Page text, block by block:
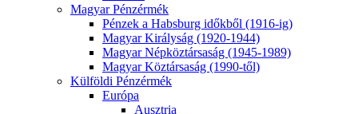
Magyar Pénzérmék
Pénzek a Habsburg időkből (1916-ig)
Magyar Királyság (1920-1944)
Magyar Népköztársaság (1945-1989)
Magyar Köztársaság (1990-től)
Külföldi Pénzérmék
Európa
Ausztria